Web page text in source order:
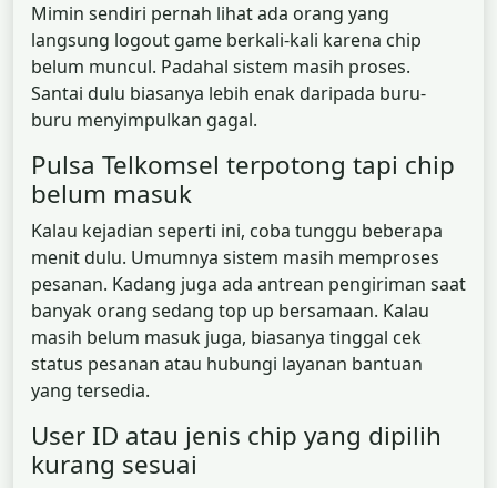
Mimin sendiri pernah lihat ada orang yang
langsung logout game berkali-kali karena chip
belum muncul. Padahal sistem masih proses.
Santai dulu biasanya lebih enak daripada buru-
buru menyimpulkan gagal.
Pulsa Telkomsel terpotong tapi chip
belum masuk
Kalau kejadian seperti ini, coba tunggu beberapa
menit dulu. Umumnya sistem masih memproses
pesanan. Kadang juga ada antrean pengiriman saat
banyak orang sedang top up bersamaan. Kalau
masih belum masuk juga, biasanya tinggal cek
status pesanan atau hubungi layanan bantuan
yang tersedia.
User ID atau jenis chip yang dipilih
kurang sesuai